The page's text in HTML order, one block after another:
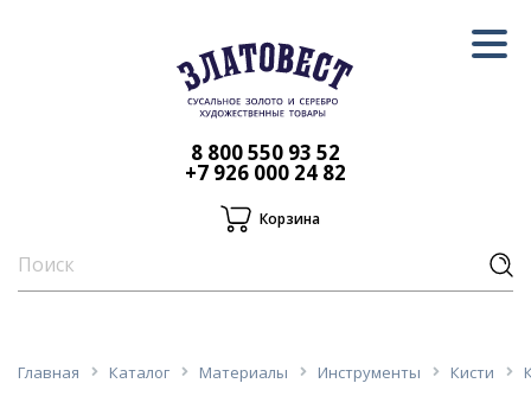
8 800 550 93 52
+7 926 000 24 82
Корзина
Главная Каталог Материалы Инструменты Кисти